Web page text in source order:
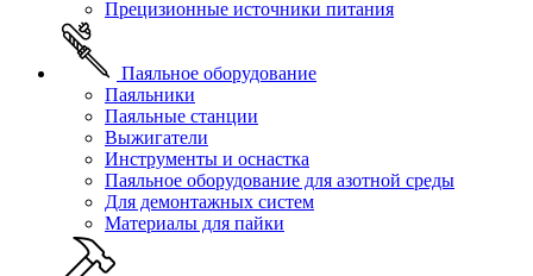
Прецизионные источники питания
Паяльное оборудование
Паяльники
Паяльные станции
Выжигатели
Инструменты и оснастка
Паяльное оборудование для азотной среды
Для демонтажных систем
Материалы для пайки